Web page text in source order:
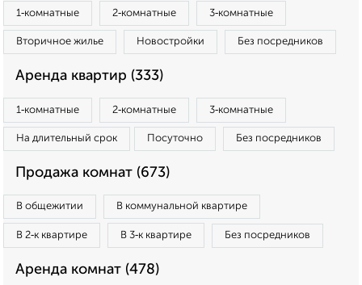
1‑комнатные 2‑комнатные 3‑комнатные
Вторичное жилье Новостройки Без посредников
Аренда квартир (333)
1‑комнатные 2‑комнатные 3‑комнатные
На длительный срок Посуточно Без посредников
Продажа комнат (673)
В общежитии В коммунальной квартире
В 2‑к квартире В 3‑к квартире Без посредников
Аренда комнат (478)